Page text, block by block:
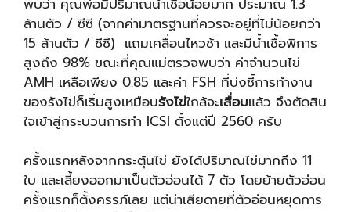
ล้านตัว / ซีซี (จากค่ามาตรฐานที่ควรจะอยู่ที่ไม่น้อยกว่า
15 ล้านตัว / ซีซี) แถมเคลื่อนไหวช้า และมีน้ำเชื้อพิการ
สูงถึง 98% ขณะที่คุณแม่ตรวจพบว่า ค่าจำนวนไข่
AMH เหลือเพียง 0.85 และค่า FSH ที่บ่งชี้การทำงาน
ของรังไข่ก็เริ่มสูงเหมือนรังไข่ใกล้จะเสื่อมแล้ว จึงตัดสิน
ใจเข้าสู่กระบวนการทำ ICSI ตั้งแต่ปี 2560 ครับ
ครั้งแรกหลังจากกระตุ้นไข่ ยังได้ปริมาณไข่มากถึง 11
ใบ และเลี้ยงออกมาเป็นตัวอ่อนได้ 7 ตัว โดยย้ายตัวอ่อน
ครั้งแรกก็ตั้งครรภ์เลย แต่น่าเสียดายที่ตัวอ่อนหยุดการ